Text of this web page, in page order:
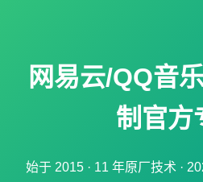
网易云/QQ音
制官方
始于 2015 · 11 年原厂技术 ·